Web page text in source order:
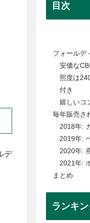
デ
目次
フォールデ
安価な
照度は
付き
嬉しいコ
毎年販売さ
2018年:
2019年:
2020年:
2021年:
まとめ
ランキ